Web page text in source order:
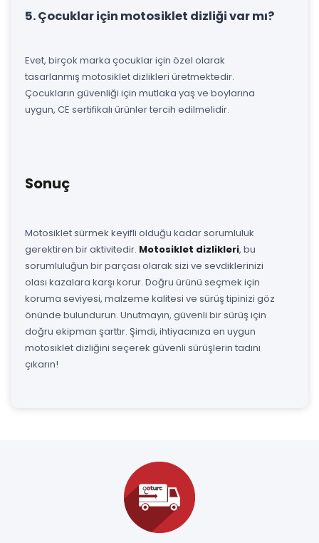
5. Çocuklar için motosiklet dizliği var mı?
Evet, birçok marka çocuklar için özel olarak
tasarlanmış motosiklet dizlikleri üretmektedir.
Çocukların güvenliği için mutlaka yaş ve boylarına
uygun, CE sertifikalı ürünler tercih edilmelidir.
Sonuç
Motosiklet sürmek keyifli olduğu kadar sorumluluk
gerektiren bir aktivitedir. Motosiklet dizlikleri, bu
sorumluluğun bir parçası olarak sizi ve sevdiklerinizi
olası kazalara karşı korur. Doğru ürünü seçmek için
koruma seviyesi, malzeme kalitesi ve sürüş tipinizi göz
önünde bulundurun. Unutmayın, güvenli bir sürüş için
doğru ekipman şarttır. Şimdi, ihtiyacınıza en uygun
motosiklet dizliğini seçerek güvenli sürüşlerin tadını
çıkarın!